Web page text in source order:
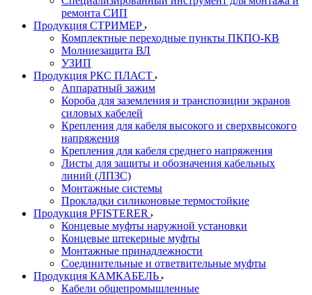
ремонта СИП
Продукция СТРИМЕР
Комплектные переходные пункты ПКПО-КВ
Молниезащита ВЛ
УЗИП
Продукция РКС ПЛАСТ
Аппаратный зажим
Короба для заземления и транспозиции экранов
силовых кабелей
Крепления для кабеля высокого и сверхвысокого
напряжения
Крепления для кабеля среднего напряжения
Листы для защиты и обозначения кабельных
линий (ЛПЗС)
Монтажные системы
Прокладки силиконовые термостойкие
Продукция PFISTERER
Концевые муфты наружной установки
Концевые штекерные муфты
Монтажные принадлежности
Соединительные и ответвительные муфты
Продукция КАМКАБЕЛЬ
Кабели общепромышленные